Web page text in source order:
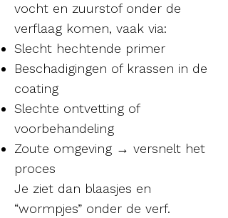
vocht en zuurstof onder de
verflaag komen, vaak via:
Slecht hechtende primer
Beschadigingen of krassen in de
coating
Slechte ontvetting of
voorbehandeling
Zoute omgeving → versnelt het
proces
Je ziet dan blaasjes en
“wormpjes” onder de verf.